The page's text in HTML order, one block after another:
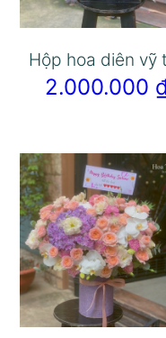
Hộp hoa diên vỹ
2.000.000